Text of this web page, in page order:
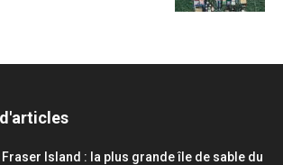
Fraser Island : la plus grande île de sable du